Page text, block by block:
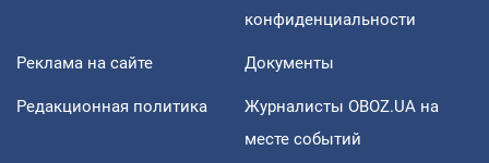
конфиденциальности
Реклама на сайте Документы
Редакционная политика
Журналисты OBOZ.UA на
месте событий